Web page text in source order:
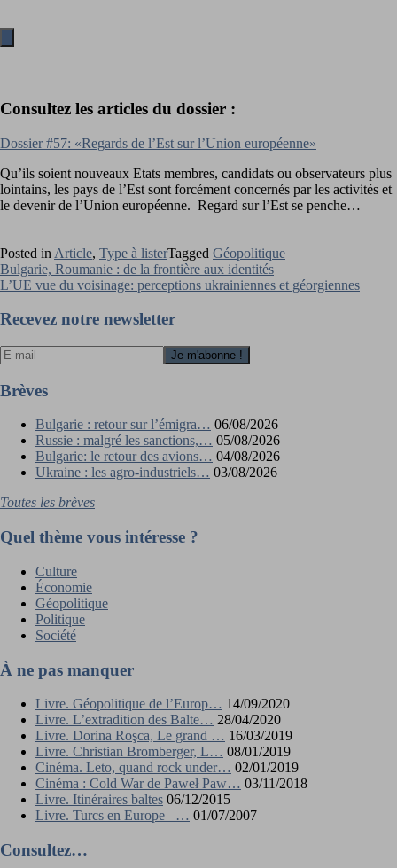
Consultez les articles du dossier :
Dossier #57: «Regards de l’Est sur l’Union européenne»
Qu’ils soient nouveaux Etats membres, candidats ou observateurs plus
lointains, les pays de l’Est sont forcément concernés par les activités et
le devenir de l’Union européenne. Regard sur l’Est se penche…
Posted in Article, Type à listerTagged Géopolitique
Navigation
de
l’article
Bulgarie, Roumanie : de la frontière aux identités
L’UE vue du voisinage: perceptions ukrainiennes et géorgiennes
Recevez notre newsletter
Brèves
Bulgarie : retour sur l’émigra… 06/08/2026
Russie : malgré les sanctions,… 05/08/2026
Bulgarie: le retour des avions… 04/08/2026
Ukraine : les agro-industriels… 03/08/2026
Toutes les brèves
Quel thème vous intéresse ?
Culture
Économie
Géopolitique
Politique
Société
À ne pas manquer
Livre. Géopolitique de l’Europ… 14/09/2020
Livre. L’extradition des Balte… 28/04/2020
Livre. Dorina Roşca, Le grand … 16/03/2019
Livre. Christian Bromberger, L… 08/01/2019
Cinéma. Leto, quand rock under… 02/01/2019
Cinéma : Cold War de Paweł Paw… 03/11/2018
Livre. Itinéraires baltes 06/12/2015
Livre. Turcs en Europe –… 01/07/2007
Consultez…